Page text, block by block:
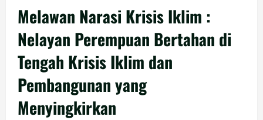
Melawan Narasi Krisis Iklim :
Nelayan Perempuan Bertahan di
Tengah Krisis Iklim dan
Pembangunan yang
Menyingkirkan